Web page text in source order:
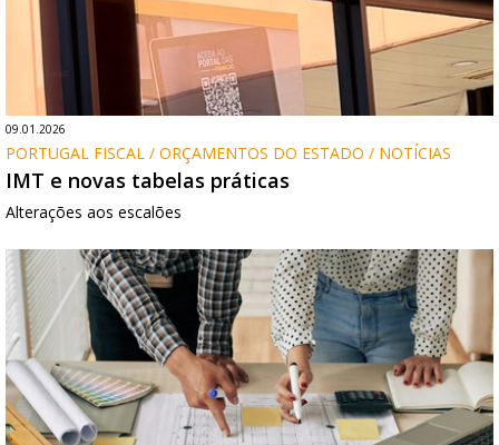
09.01.2026
PORTUGAL FISCAL / ORÇAMENTOS DO ESTADO / NOTÍCIAS
IMT e novas tabelas práticas
Alterações aos escalões